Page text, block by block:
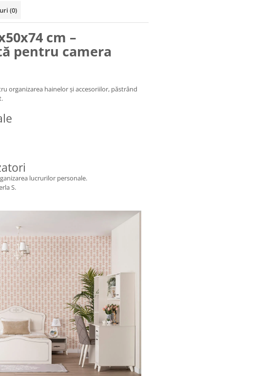
(0)
cm –
pentru camera
organizarea hainelor și accesoriilor, păstrând
lucrurilor personale.
S.